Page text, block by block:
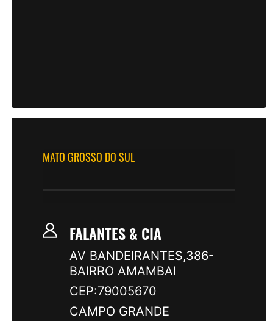
MATO GROSSO DO SUL
FALANTES & CIA
AV BANDEIRANTES,386-
BAIRRO AMAMBAI
CEP:79005670
CAMPO GRANDE